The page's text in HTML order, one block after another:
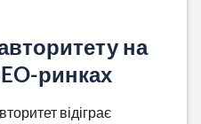
на
ринках
відіграє